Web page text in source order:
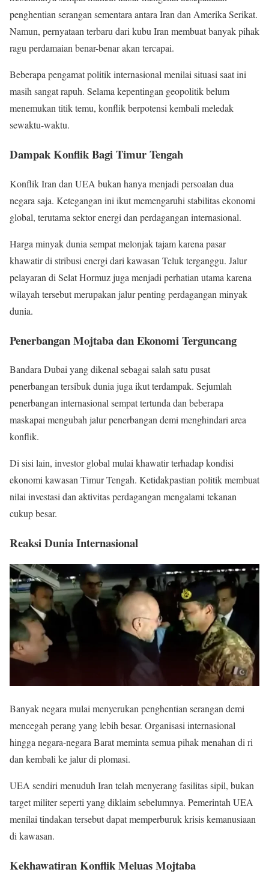
penghentian serangan sementara antara Iran dan Amerika Serikat.
Namun, pernyataan terbaru dari kubu Iran membuat banyak pihak
ragu perdamaian benar-benar akan tercapai.
Beberapa pengamat politik internasional menilai situasi saat ini
masih sangat rapuh. Selama kepentingan geopolitik belum
menemukan titik temu, konflik berpotensi kembali meledak
sewaktu-waktu.
Dampak Konflik Bagi Timur Tengah
Konflik Iran dan UEA bukan hanya menjadi persoalan dua
negara saja. Ketegangan ini ikut memengaruhi stabilitas ekonomi
global, terutama sektor energi dan perdagangan internasional.
Harga minyak dunia sempat melonjak tajam karena pasar
khawatir di stribusi energi dari kawasan Teluk terganggu. Jalur
pelayaran di Selat Hormuz juga menjadi perhatian utama karena
wilayah tersebut merupakan jalur penting perdagangan minyak
dunia.
Penerbangan Mojtaba dan Ekonomi Terguncang
Bandara Dubai yang dikenal sebagai salah satu pusat
penerbangan tersibuk dunia juga ikut terdampak. Sejumlah
penerbangan internasional sempat tertunda dan beberapa
maskapai mengubah jalur penerbangan demi menghindari area
konflik.
Di sisi lain, investor global mulai khawatir terhadap kondisi
ekonomi kawasan Timur Tengah. Ketidakpastian politik membuat
nilai investasi dan aktivitas perdagangan mengalami tekanan
cukup besar.
Reaksi Dunia Internasional
Banyak negara mulai menyerukan penghentian serangan demi
mencegah perang yang lebih besar. Organisasi internasional
hingga negara-negara Barat meminta semua pihak menahan di ri
dan kembali ke jalur di plomasi.
UEA sendiri menuduh Iran telah menyerang fasilitas sipil, bukan
target militer seperti yang diklaim sebelumnya. Pemerintah UEA
menilai tindakan tersebut dapat memperburuk krisis kemanusiaan
di kawasan.
Kekhawatiran Konflik Meluas Mojtaba